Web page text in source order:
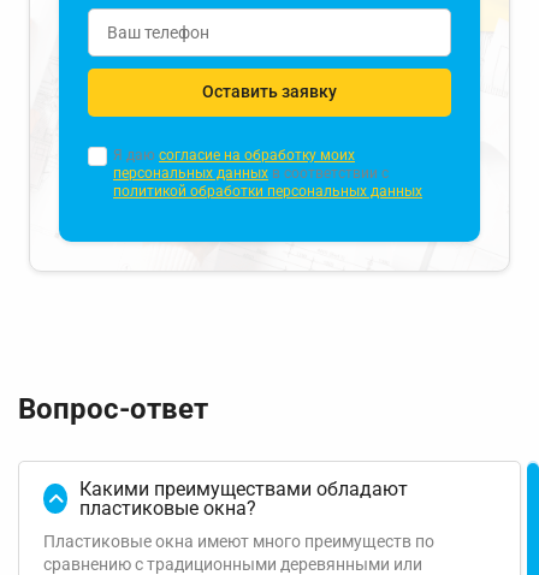
Оставить заявку
Я даю согласие на обработку моих
персональных данных в соответствии с
политикой обработки персональных данных
Вопрос-ответ
Какими преимуществами обладают
пластиковые окна?
Пластиковые окна имеют много преимуществ по
сравнению с традиционными деревянными или